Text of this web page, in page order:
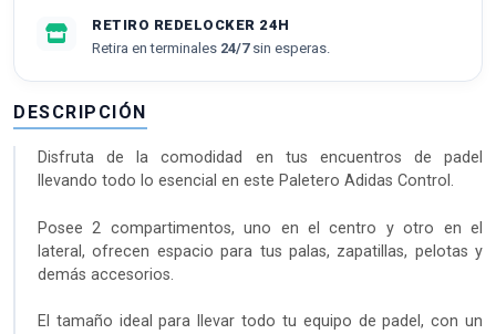
RETIRO REDELOCKER 24H
Retira en terminales 24/7sin esperas.
DESCRIPCIÓN
Disfruta de la comodidad en tus encuentros de padel
llevando todo lo esencial en este Paletero Adidas Control.
Posee 2 compartimentos, uno en el centro y otro en el
lateral, ofrecen espacio para tus palas, zapatillas, pelotas y
demás accesorios.
El tamaño ideal para llevar todo tu equipo de padel, con un